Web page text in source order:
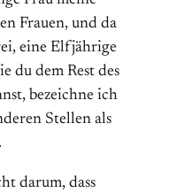
Frauen, und da
eine Elfjährige
du dem Rest des
bezeichne ich
Stellen als
darum, dass